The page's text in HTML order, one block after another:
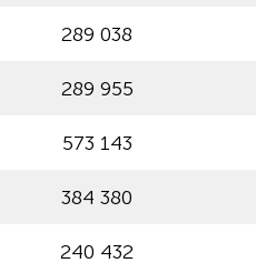
289 038
289 955
573 143
384 380
240 432